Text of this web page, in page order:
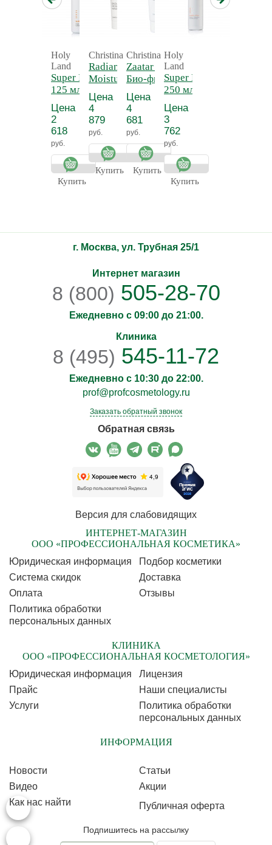
Holy
Land
Super Lotion
125 мл -
Лосьон для
растворения
комедонов
Цена
2
618
руб.
Купить
Christina
Radiance
Moisturizing
Mask -
Увлажняющая
Маска
«Сияние»
Цена
4
879
руб.
Купить
Christina
Zaatar Mask -
Био-фито
успокаивающая
маска Заатар
для всех типов
кожи
Цена
4
681
руб.
Купить
Holy
Land
Super Lotion
250 мл -
Лосьон для
растворения
комедонов
Цена
3
762
руб.
Купить
г. Москва, ул. Трубная 25/1
Интернет магазин
8 (800) 505-28-70
Ежедневно с 09:00 до 21:00.
Клиника
8 (495) 545-11-72
Ежедневно с 10:30 до 22:00.
prof@profcosmetology.ru
Заказать обратный звонок
Обратная связь
Версия для слабовидящих
ИНТЕРНЕТ-МАГАЗИН
ООО «ПРОФЕССИОНАЛЬНАЯ КОСМЕТИКА»
Юридическая информация
Подбор косметики
Cистема скидок
Доставка
Оплата
Отзывы
Политика обработки
персональных данных
КЛИНИКА
ООО «ПРОФЕССИОНАЛЬНАЯ КОСМЕТОЛОГИЯ»
Юридическая информация
Лицензия
Прайс
Наши специалисты
Услуги
Политика обработки
персональных данных
ИНФОРМАЦИЯ
Новости
Статьи
Видео
Акции
Как нас найти
Публичная оферта
Подпишитесь на рассылку